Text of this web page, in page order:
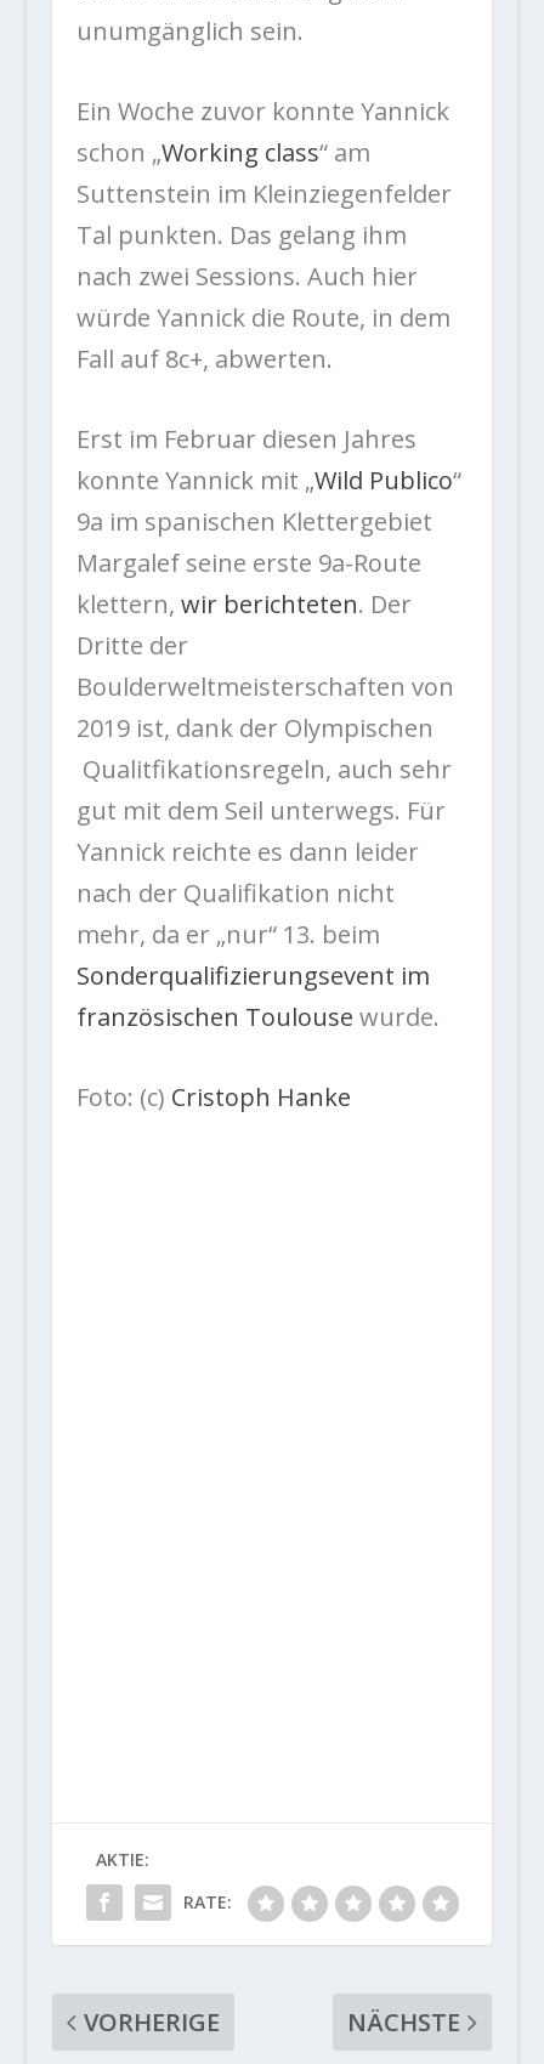
unumgänglich sein.
Ein Woche zuvor konnte Yannick
schon „Working class“ am
Suttenstein im Kleinziegenfelder
Tal punkten. Das gelang ihm
nach zwei Sessions. Auch hier
würde Yannick die Route, in dem
Fall auf 8c+, abwerten.
Erst im Februar diesen Jahres
konnte Yannick mit „Wild Publico“
9a im spanischen Klettergebiet
Margalef seine erste 9a-Route
klettern, wir berichteten. Der
Dritte der
Boulderweltmeisterschaften von
2019 ist, dank der Olympischen
Qualitfikationsregeln, auch sehr
gut mit dem Seil unterwegs. Für
Yannick reichte es dann leider
nach der Qualifikation nicht
mehr, da er „nur“ 13. beim
Sonderqualifizierungsevent im
französischen Toulouse wurde.
Foto: (c) Cristoph Hanke
AKTIE:
RATE:
VORHERIGE NÄCHSTE